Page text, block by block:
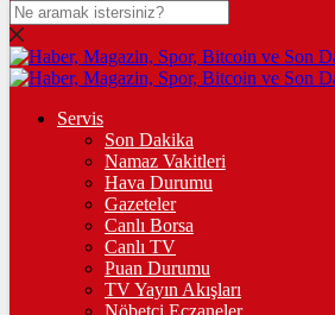
DOLAR
47,7099$% 0.16
% -0.02
STERLİN
% 0.08
GRAM ALTIN
%0,64
Servis
Son Dakika
Namaz Vakitleri
Hava Durumu
Gazeteler
Canlı Borsa
Canlı TV
Puan Durumu
TV Yayın Akışları
Nöbetçi Eczaneler